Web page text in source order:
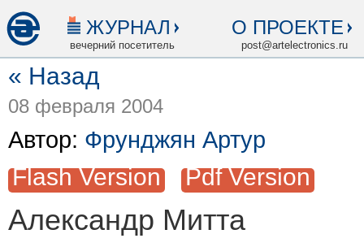
ЖУРНАЛ
вечерний посетитель
О ПРОЕКТЕ
post@artelectronics.ru
« Назад
08 февраля 2004
Автор: Фрунджян Артур
Flash Version Pdf Version
Александр Митта